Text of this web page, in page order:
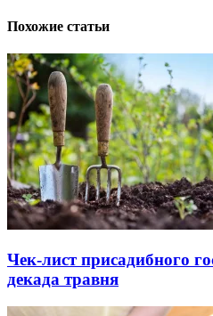
Похожие статьи
Чек-лист присадибного
декада травня